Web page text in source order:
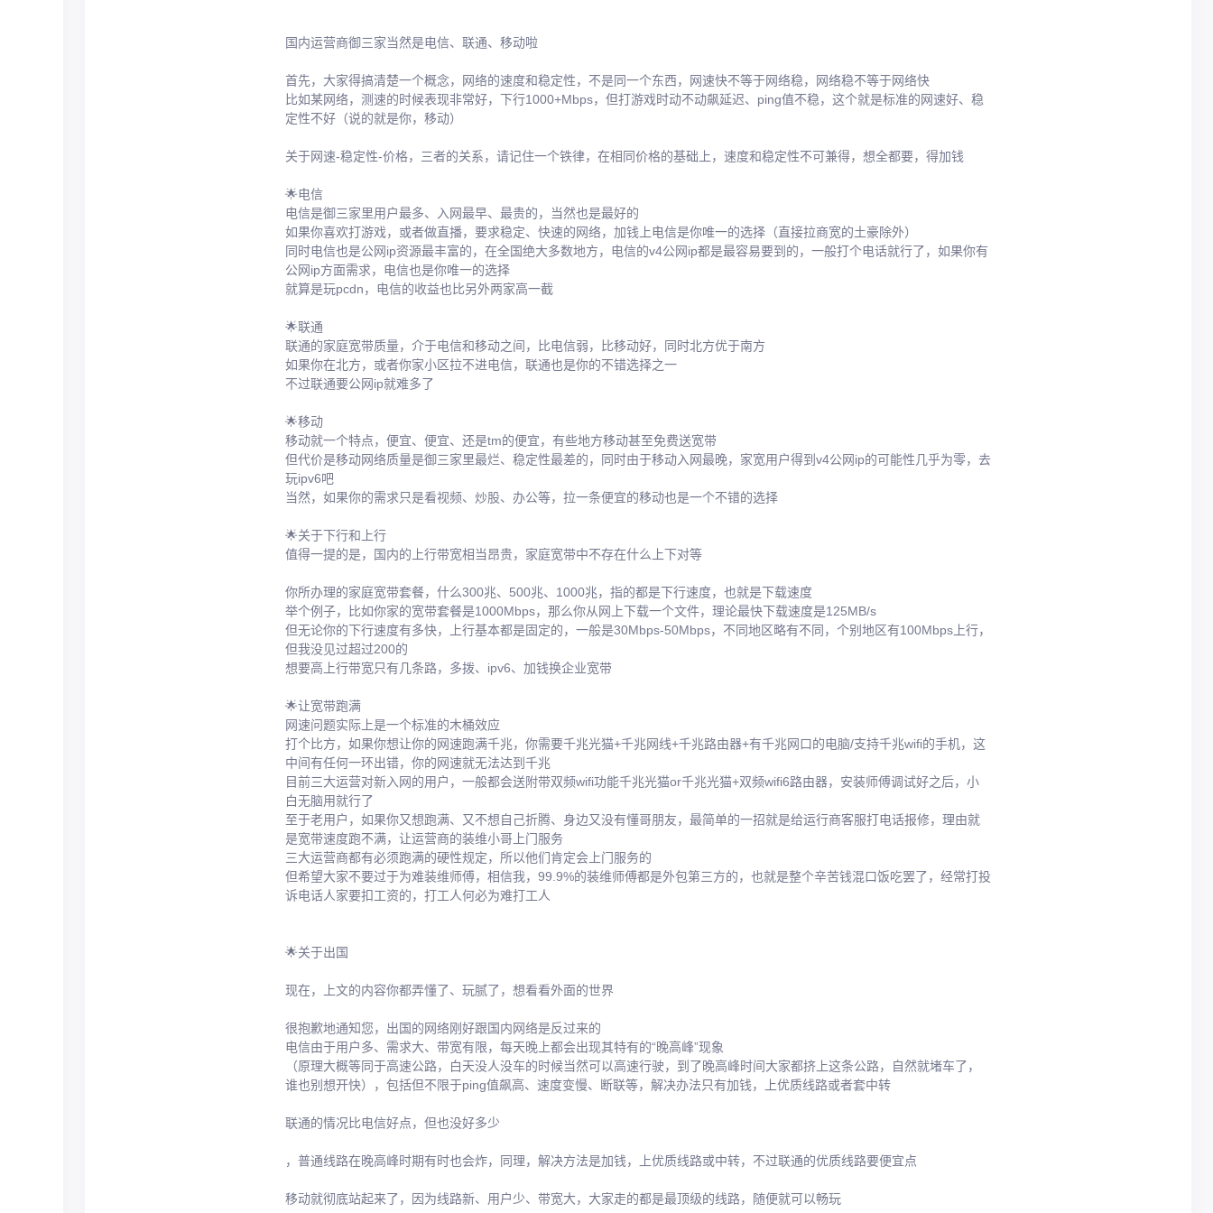
国内运营商御三家当然是电信、联通、移动啦
首先，大家得搞清楚一个概念，网络的速度和稳定性，不是同一个东西，网速快不等于网络稳，网络稳不等于网络快
比如某网络，测速的时候表现非常好，下行1000+Mbps，但打游戏时动不动飙延迟、ping值不稳，这个就是标准的网速好、稳
定性不好（说的就是你，移动）
关于网速-稳定性-价格，三者的关系，请记住一个铁律，在相同价格的基础上，速度和稳定性不可兼得，想全都要，得加钱
🌟电信
电信是御三家里用户最多、入网最早、最贵的，当然也是最好的
如果你喜欢打游戏，或者做直播，要求稳定、快速的网络，加钱上电信是你唯一的选择（直接拉商宽的土豪除外）
同时电信也是公网ip资源最丰富的，在全国绝大多数地方，电信的v4公网ip都是最容易要到的，一般打个电话就行了，如果你有
公网ip方面需求，电信也是你唯一的选择
就算是玩pcdn，电信的收益也比另外两家高一截
🌟联通
联通的家庭宽带质量，介于电信和移动之间，比电信弱，比移动好，同时北方优于南方
如果你在北方，或者你家小区拉不进电信，联通也是你的不错选择之一
不过联通要公网ip就难多了
🌟移动
移动就一个特点，便宜、便宜、还是tm的便宜，有些地方移动甚至免费送宽带
但代价是移动网络质量是御三家里最烂、稳定性最差的，同时由于移动入网最晚，家宽用户得到v4公网ip的可能性几乎为零，去
玩ipv6吧
当然，如果你的需求只是看视频、炒股、办公等，拉一条便宜的移动也是一个不错的选择
🌟关于下行和上行
值得一提的是，国内的上行带宽相当昂贵，家庭宽带中不存在什么上下对等
你所办理的家庭宽带套餐，什么300兆、500兆、1000兆，指的都是下行速度，也就是下载速度
举个例子，比如你家的宽带套餐是1000Mbps，那么你从网上下载一个文件，理论最快下载速度是125MB/s
但无论你的下行速度有多快，上行基本都是固定的，一般是30Mbps-50Mbps，不同地区略有不同，个别地区有100Mbps上行，
但我没见过超过200的
想要高上行带宽只有几条路，多拨、ipv6、加钱换企业宽带
🌟让宽带跑满
网速问题实际上是一个标准的木桶效应
打个比方，如果你想让你的网速跑满千兆，你需要千兆光猫+千兆网线+千兆路由器+有千兆网口的电脑/支持千兆wifi的手机，这
中间有任何一环出错，你的网速就无法达到千兆
目前三大运营对新入网的用户，一般都会送附带双频wifi功能千兆光猫or千兆光猫+双频wifi6路由器，安装师傅调试好之后，小
白无脑用就行了
至于老用户，如果你又想跑满、又不想自己折腾、身边又没有懂哥朋友，最简单的一招就是给运行商客服打电话报修，理由就
是宽带速度跑不满，让运营商的装维小哥上门服务
三大运营商都有必须跑满的硬性规定，所以他们肯定会上门服务的
但希望大家不要过于为难装维师傅，相信我，99.9%的装维师傅都是外包第三方的，也就是整个辛苦钱混口饭吃罢了，经常打投
诉电话人家要扣工资的，打工人何必为难打工人
🌟关于出国
现在，上文的内容你都弄懂了、玩腻了，想看看外面的世界
很抱歉地通知您，出国的网络刚好跟国内网络是反过来的
电信由于用户多、需求大、带宽有限，每天晚上都会出现其特有的“晚高峰”现象
（原理大概等同于高速公路，白天没人没车的时候当然可以高速行驶，到了晚高峰时间大家都挤上这条公路，自然就堵车了，
谁也别想开快），包括但不限于ping值飙高、速度变慢、断联等，解决办法只有加钱，上优质线路或者套中转
联通的情况比电信好点，但也没好多少
，普通线路在晚高峰时期有时也会炸，同理，解决方法是加钱，上优质线路或中转，不过联通的优质线路要便宜点
移动就彻底站起来了，因为线路新、用户少、带宽大，大家走的都是最顶级的线路，随便就可以畅玩